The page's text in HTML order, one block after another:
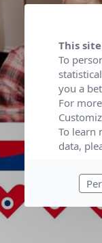
This
To
you a
For
To learn
data,